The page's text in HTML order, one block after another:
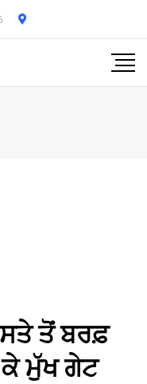
ਤੋਂ ਬਰਫ਼
ਮੁੱਖ ਗੇਟ